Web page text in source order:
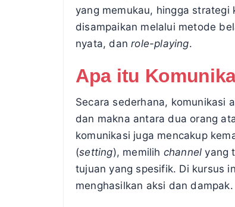
yang memukau, hingga
disampaikan melalui metode
nyata, danrole-playing.
Apa itu
Secara sederhana, komunikasi
dan makna antara dua orang
komunikasi juga mencakup
(setting), memilih channel yang
tujuan yang spesifik. Di kursus
menghasilkan aksi dan dampak.